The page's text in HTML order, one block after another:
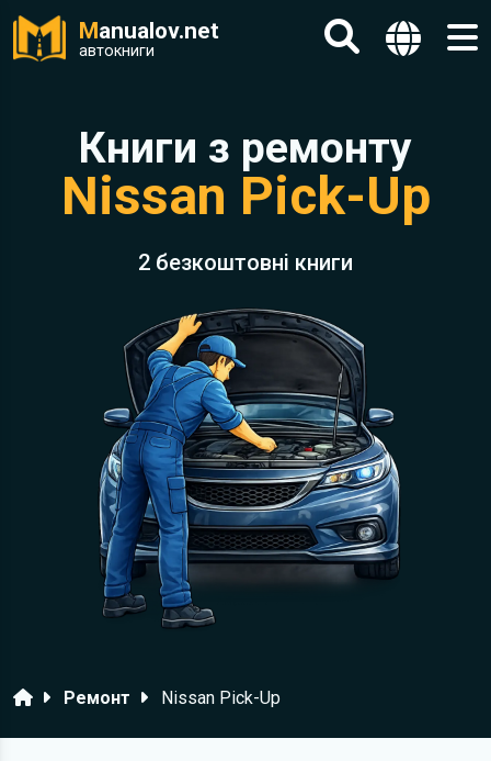
Manualov.net
автокниги
Книги з ремонту
Nissan Pick-Up
2 безкоштовні книги
ГоловнаРемонт Nissan Pick-Up